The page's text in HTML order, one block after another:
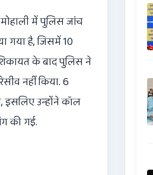
में पुलिस जांच
गया है, जिसमें 10
के बाद पुलिस ने
नहीं किया. 6
इसलिए उन्होंने कॉल
की गई.